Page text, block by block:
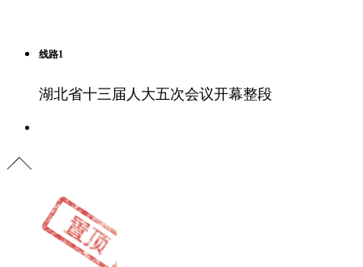
线路1
湖北省十三届人大五次会议开幕整段